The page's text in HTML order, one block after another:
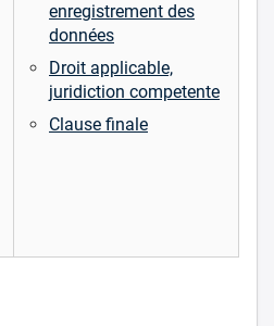
enregistrement des
données
Droit applicable,
juridiction competente
Clause finale